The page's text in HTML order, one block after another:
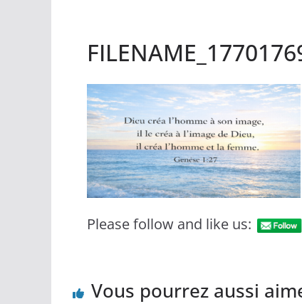
Please follow and like us:
Vous pourrez aussi